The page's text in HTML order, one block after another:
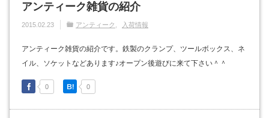
アンティーク雑貨の紹介
2015.02.23 アンティーク 入荷情報
アンティーク雑貨の紹介です。鉄製のクランプ、ツールボックス、ネ
イル、ソケットなどあります♪オープン後遊びに来て下さい＾＾
0 0